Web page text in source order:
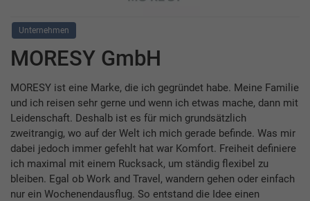
Unternehmen
MORESY GmbH
MORESY ist eine Marke, die ich gegründet habe. Meine Familie
und ich reisen sehr gerne und wenn ich etwas mache, dann mit
Leidenschaft. Deshalb ist es für mich grundsätzlich
zweitrangig, wo auf der Welt ich mich gerade befinde. Was mir
dabei jedoch immer gefehlt hat war Komfort. Freiheit definiere
ich maximal mit einem Rucksack, um ständig flexibel zu
bleiben. Egal ob Work and Travel, wandern gehen oder einfach
nur ein Wochenendausflug. So entstand die Idee einen